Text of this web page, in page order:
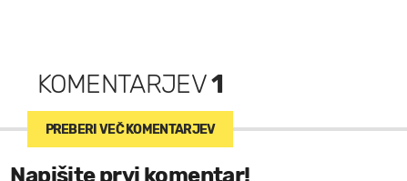
KOMENTARJEV1
PREBERI VEČ KOMENTARJEV
Napišite prvi komentar!